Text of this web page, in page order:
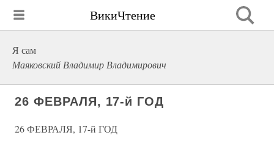
ВикиЧтение
Я сам
Маяковский Владимир Владимирович
26 ФЕВРАЛЯ, 17-й ГОД
26 ФЕВРАЛЯ, 17-й ГОД